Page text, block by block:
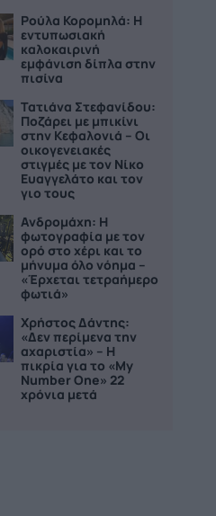
Ρούλα Κορομηλά: Η
εντυπωσιακή
καλοκαιρινή
εμφάνιση δίπλα στην
πισίνα
Τατιάνα Στεφανίδου:
Ποζάρει με μπικίνι
στην Κεφαλονιά – Οι
οικογενειακές
στιγμές με τον Νίκο
Ευαγγελάτο και τον
γιο τους
Ανδρομάχη: Η
φωτογραφία με τον
ορό στο χέρι και το
μήνυμα όλο νόημα –
«Έρχεται τετραήμερο
φωτιά»
Χρήστος Δάντης:
«Δεν περίμενα την
αχαριστία» – Η
πικρία για το «My
Number One» 22
χρόνια μετά